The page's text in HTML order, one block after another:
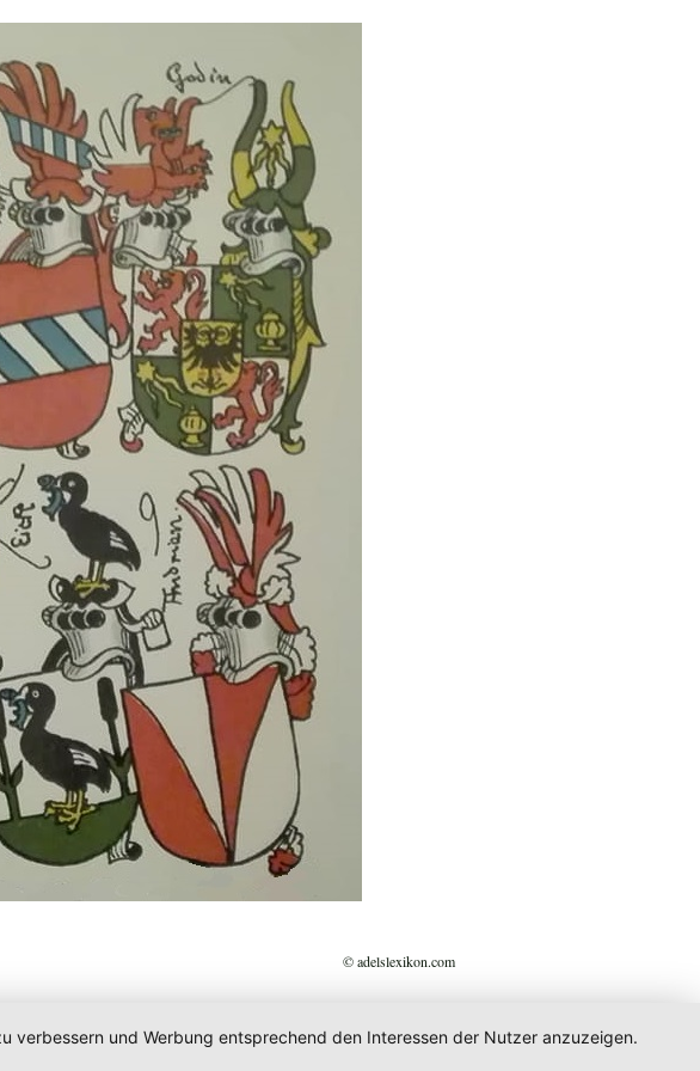
© adelslexikon.com
verbessern und Werbung entsprechend den Interessen der Nutzer anzuzeigen.